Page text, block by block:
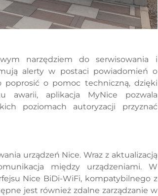
narzędziem do serwisowania i
alerty w postaci powiadomień o
o pomoc techniczną, dzięki
awarii, aplikacja MyNice pozwala
poziomach autoryzacji przyznać
urządzeń Nice. Wraz z aktualizacją
między urządzeniami. W
Nice BiDi-WiFi, kompatybilnego z
jest również zdalne zarządzanie w